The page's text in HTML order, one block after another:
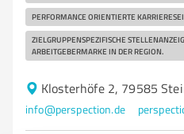
PERFORMANCE ORIENTIERTE
ZIELGRUPPENSPEZIFISCHE
ARBEITGEBERMARKE IN DER REGION.
Klosterhöfe 2, 79585
info@perspection.de